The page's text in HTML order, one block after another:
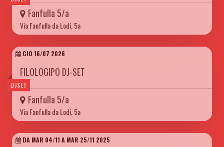
Fanfulla 5/a
Via Fanfulla da Lodi, 5a
DJSET
GIO 16/07 2026
FILOLOGIPO DJ-SET
Fanfulla 5/a
Via Fanfulla da Lodi, 5a
DA MAR 04/11 A MAR 25/11 2025